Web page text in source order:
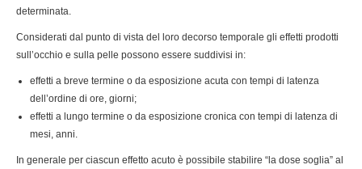
determinata.
Considerati dal punto di vista del loro decorso temporale gli effetti prodotti
sull’occhio e sulla pelle possono essere suddivisi in:
effetti a breve termine o da esposizione acuta con tempi di latenza
dell’ordine di ore, giorni;
effetti a lungo termine o da esposizione cronica con tempi di latenza di
mesi, anni.
In generale per ciascun effetto acuto è possibile stabilire “la dose soglia” al